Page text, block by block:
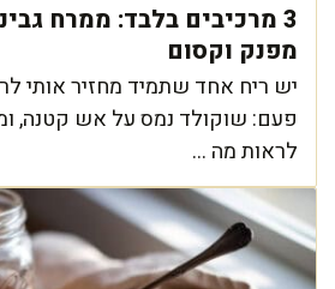
3 מרכיבים בלבד: ממרח
מפנק וקסום
יש ריח אחד שתמיד מחזיר אותי
פעם: שוקולד נמס על אש קטנה,
לראות מה ...